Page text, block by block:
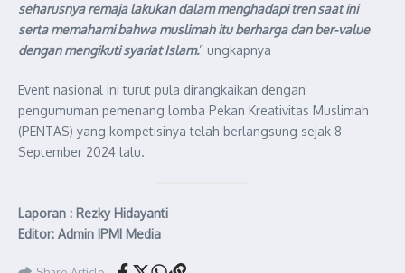
seharusnya remaja lakukan dalam menghadapi tren saat ini
serta memahami bahwa muslimah itu berharga dan ber-value
dengan mengikuti syariat Islam.” ungkapnya
Event nasional ini turut pula dirangkaikan dengan
pengumuman pemenang lomba Pekan Kreativitas Muslimah
(PENTAS) yang kompetisinya telah berlangsung sejak 8
September 2024 lalu.
Laporan : Rezky Hidayanti
Editor: Admin IPMI Media